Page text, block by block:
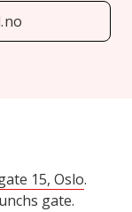
15, Oslo.
gate.